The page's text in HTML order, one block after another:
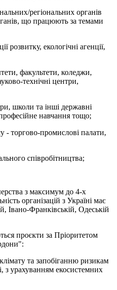
регіональних органів
що працюють за темами
розвитку, екологічні агенції,
факультети, коледжи,
технічні центри,
школи та інші державні
навчання тощо;
- торгово-промислові палати,
співробітництва;
з максимум до 4-х
організацій з Україні має
Івано-Франківській, Одеській
проєкти за Пріоритетом
та запобіганню ризикам
з урахуванням екосистемних